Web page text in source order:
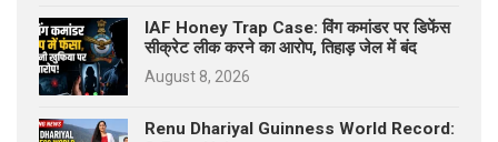
IAF Honey Trap Case: विंग कमांडर पर डिफेंस
सीक्रेट लीक करने का आरोप, तिहाड़ जेल में बंद
August 8, 2026
Renu Dhariyal Guinness World Record: